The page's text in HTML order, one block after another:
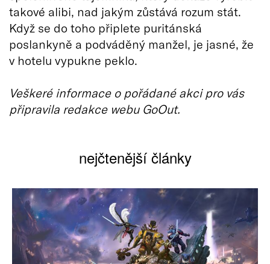
takové alibi, nad jakým zůstává rozum stát.
Když se do toho připlete puritánská
poslankyně a podváděný manžel, je jasné, že
v hotelu vypukne peklo.
Veškeré informace o pořádané akci pro vás
připravila redakce webu GoOut.
nejčtenější články